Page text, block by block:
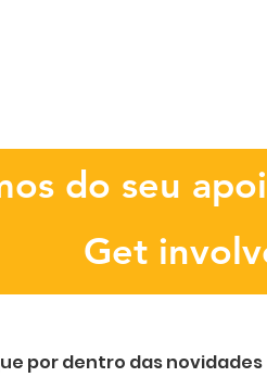
por dentro das novidades
do seu
Get